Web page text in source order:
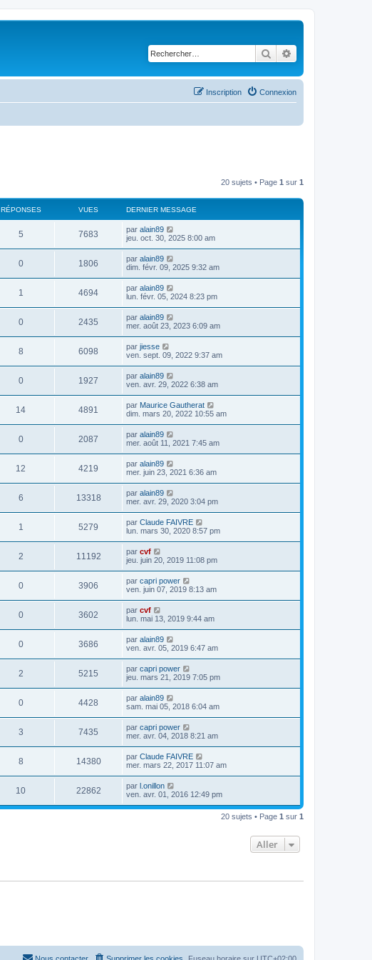
Rechercher
Connexion
Inscription
20 sujets • Page 1 sur 1
RÉPONSES VUES DERNIER MESSAGE
5 7683 par alain89
jeu. oct. 30, 2025 8:00 am
0 1806 par alain89
dim. févr. 09, 2025 9:32 am
1 4694 par alain89
lun. févr. 05, 2024 8:23 pm
0 2435 par alain89
mer. août 23, 2023 6:09 am
8 6098 par jiesse
ven. sept. 09, 2022 9:37 am
0 1927 par alain89
ven. avr. 29, 2022 6:38 am
14 4891 par Maurice Gautherat
dim. mars 20, 2022 10:55 am
0 2087 par alain89
mer. août 11, 2021 7:45 am
12 4219 par alain89
mer. juin 23, 2021 6:36 am
6 13318 par alain89
mer. avr. 29, 2020 3:04 pm
1 5279 par Claude FAIVRE
lun. mars 30, 2020 8:57 pm
2 11192 par cvf
jeu. juin 20, 2019 11:08 pm
0 3906 par capri power
ven. juin 07, 2019 8:13 am
0 3602 par cvf
lun. mai 13, 2019 9:44 am
0 3686 par alain89
ven. avr. 05, 2019 6:47 am
2 5215 par capri power
jeu. mars 21, 2019 7:05 pm
0 4428 par alain89
sam. mai 05, 2018 6:04 am
3 7435 par capri power
mer. avr. 04, 2018 8:21 am
8 14380 par Claude FAIVRE
mer. mars 22, 2017 11:07 am
10 22862 par l.onillon
ven. avr. 01, 2016 12:49 pm
20 sujets • Page 1 sur 1
Aller
Fuseau horaire sur UTC+02:00
Supprimer les cookies
Nous contacter